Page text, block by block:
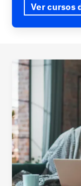
Ver cursos